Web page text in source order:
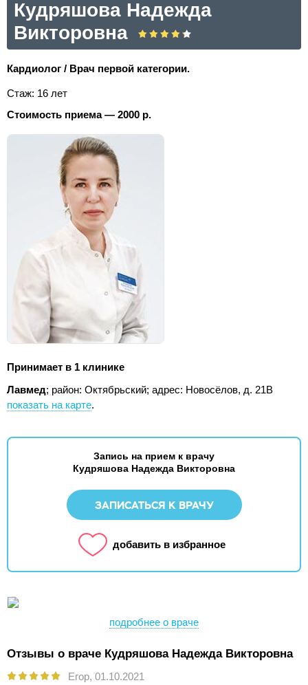
Кудряшова Надежда
Викторовна
Кардиолог / Врач первой категории.
Стаж: 16 лет
Стоимость приема — 2000 р.
Принимает в 1 клинике
Лавмед; район: Октябрьский; адрес: Новосёлов, д. 21В
показать на карте.
Запись на прием к врачу
Кудряшова Надежда Викторовна
ЗАПИСАТЬСЯ К ВРАЧУ
добавить в избранное
подробнее о враче
Отзывы о враче Кудряшова Надежда Викторовна
Егор, 01.10.2021